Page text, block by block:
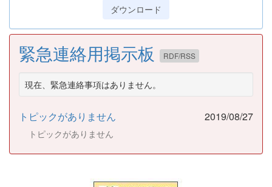
ダウンロード
緊急連絡用掲示板 RDF/RSS
現在、緊急連絡事項はありません。
トピックがありません 2019/08/27
トピックがありません